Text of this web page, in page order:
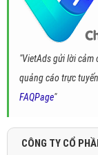
"VietAds gửi lời
quảng cáo trực
FAQPage"
CÔNG TY CỔ